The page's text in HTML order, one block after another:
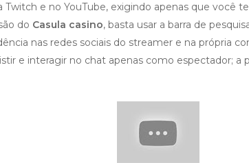
e no YouTube, exigindo apenas que você
do Casula casino, basta usar a barra de
nas redes sociais do streamer e na própria
e interagir no chat apenas como espectador;